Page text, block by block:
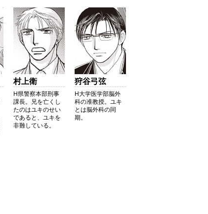
村上衛
H県警察本部刑事
課長。兄を亡くし
たのはユキのせい
であると、ユキを
非難している。
狩谷弓弦
H大学医学部脳外
科の准教授。ユキ
とは脳外科の同
期。